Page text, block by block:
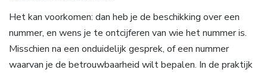
Het kan voorkomen: dan heb je de beschikking over een
nummer, en wens je te ontcijferen van wie het nummer is.
Misschien na een onduidelijk gesprek, of een nummer
waarvan je de betrouwbaarheid wilt bepalen. In de praktijk